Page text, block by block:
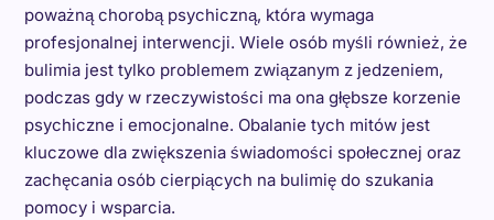
poważną chorobą psychiczną, która wymaga
profesjonalnej interwencji. Wiele osób myśli również, że
bulimia jest tylko problemem związanym z jedzeniem,
podczas gdy w rzeczywistości ma ona głębsze korzenie
psychiczne i emocjonalne. Obalanie tych mitów jest
kluczowe dla zwiększenia świadomości społecznej oraz
zachęcania osób cierpiących na bulimię do szukania
pomocy i wsparcia.